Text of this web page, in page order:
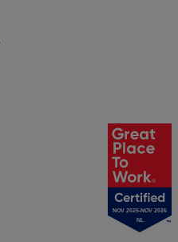
NOV 2025-NOV 2026
NL